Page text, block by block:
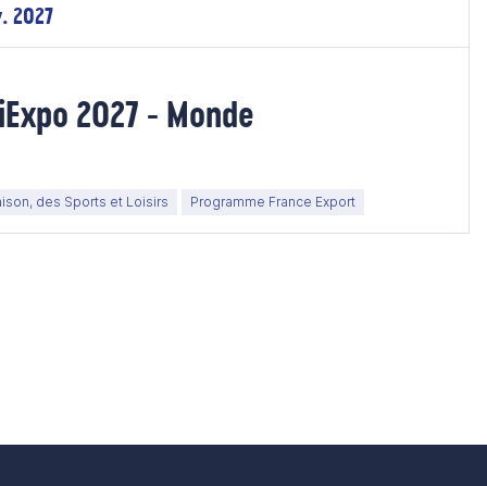
2027
2027 - Monde
des Sports et Loisirs Programme France Export